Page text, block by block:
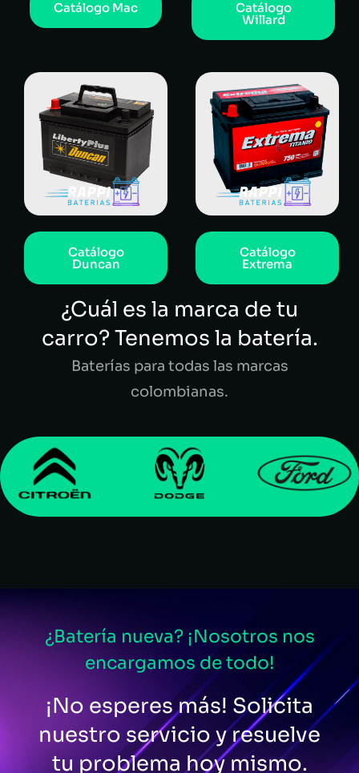
Catálogo Mac Catálogo
Willard
Catálogo
Duncan
Catálogo
Extrema
¿Cuál es la marca de tu
carro? Tenemos la batería.
Baterías para todas las marcas
colombianas.
¿Batería nueva? ¡Nosotros nos
encargamos de todo!
¡No esperes más! Solicita
nuestro servicio y resuelve
tu problema hoy mismo.